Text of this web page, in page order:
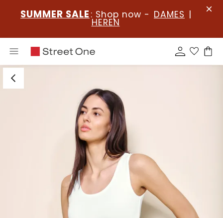
SUMMER SALE : Shop now - DAMES |
HEREN